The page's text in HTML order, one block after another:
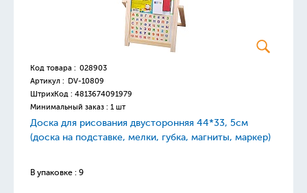
Код товара : 028903
Артикул : DV-10809
ШтрихКод : 4813674091979
Минимальный заказ : 1 шт
Доска для рисования двусторонняя 44*33, 5см
(доска на подставке, мелки, губка, магниты, маркер)
В упаковке : 9